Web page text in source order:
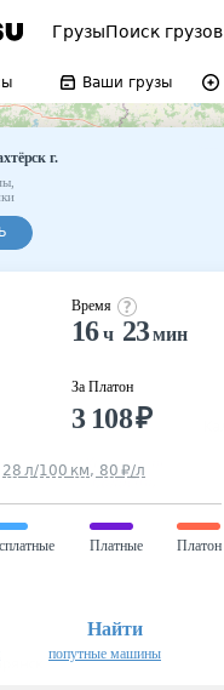
ГрузыПоиск грузов
Ваши грузы
г.
Время
16ч 23мин
За Платон
3 108₽
28 л/100 км, 80 ₽/л
Платные Платон
Найти
попутные машины